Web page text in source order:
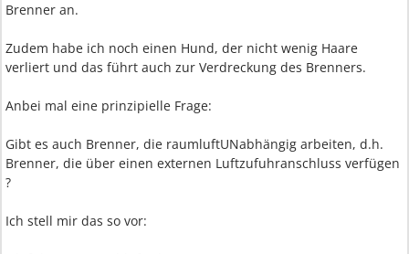
Brenner an.
Zudem habe ich noch einen Hund, der nicht wenig Haare
verliert und das führt auch zur Verdreckung des Brenners.
Anbei mal eine prinzipielle Frage:
Gibt es auch Brenner, die raumluftUNabhängig arbeiten, d.h.
Brenner, die über einen externen Luftzufuhranschluss verfügen
?
Ich stell mir das so vor: